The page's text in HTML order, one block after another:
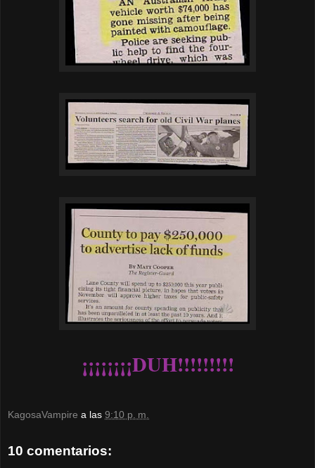
¡¡¡¡¡¡¡¡DUH!!!!!!!!!
KagosaVampire a las 9:10 p. m.
10 comentarios: